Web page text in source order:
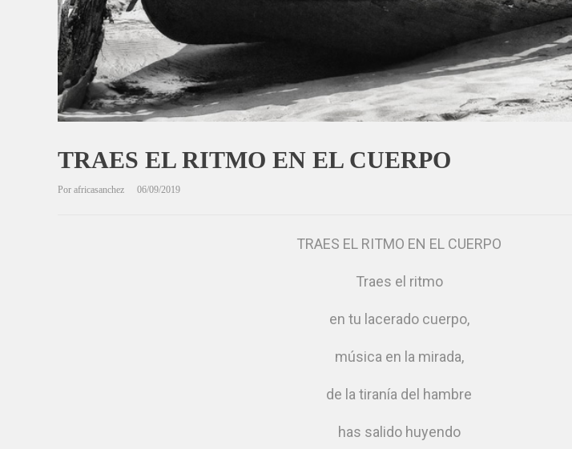
TRAES EL RITMO EN EL CUERPO
Por africasanchez 06/09/2019
TRAES EL RITMO EN EL CUERPO
Traes el ritmo
en tu lacerado cuerpo,
música en la mirada,
de la tiranía del hambre
has salido huyendo